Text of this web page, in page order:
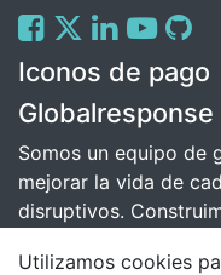
Iconos de pago
Globalresponse
Somos un equipo de
mejorar la vida de
disruptivos.
Utilizamos cookies